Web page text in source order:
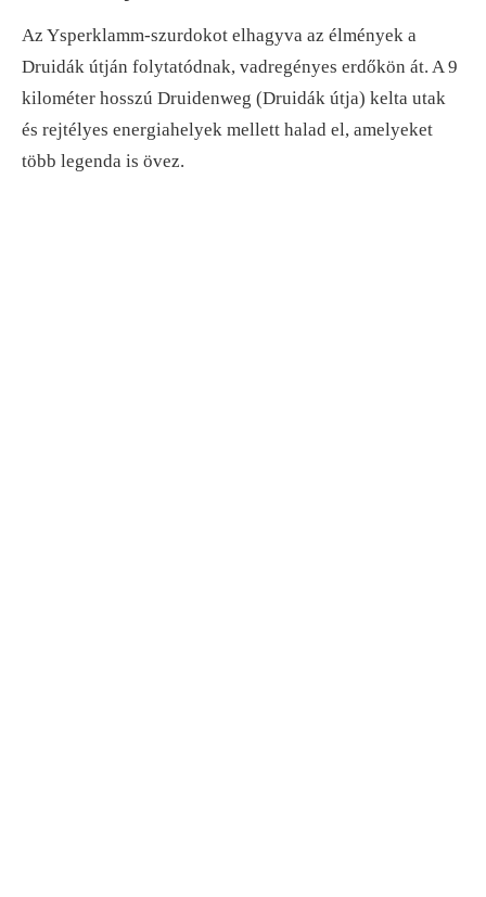
Az Ysperklamm-szurdokot elhagyva az élmények a
Druidák útján folytatódnak, vadregényes erdőkön át. A 9
kilométer hosszú Druidenweg (Druidák útja) kelta utak
és rejtélyes energiahelyek mellett halad el, amelyeket
több legenda is övez.